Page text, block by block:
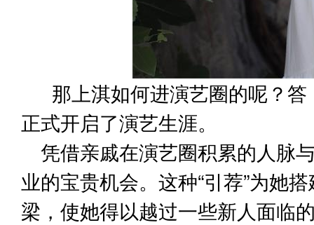
那上淇如何进演艺圈的呢？
正式开启了演艺生涯。
凭借亲戚在演艺圈积累的人脉
业的宝贵机会。这种“引荐”为她
梁，使她得以越过一些新人面临